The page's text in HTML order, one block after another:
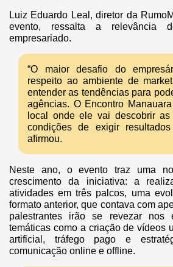
Luiz Eduardo Leal, diretor da
evento, ressalta a relevância
empresariado.
“O maior desafio do
respeito ao ambiente de
entender as tendências para
agências. O Encontro
local onde ele vai descobrir
condições de exigir resultados
afirmou.
Neste ano, o evento traz uma
crescimento da iniciativa: a
atividades em três palcos, uma
formato anterior, que contava com
palestrantes irão se revezar nos
temáticas como a criação de vídeos
artificial, tráfego pago e
comunicação online e offline.